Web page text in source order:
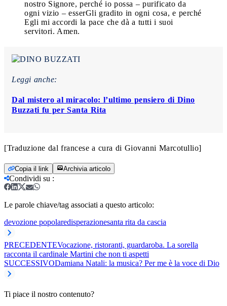
nostro Signore, perché io possa – purificato da
ogni vizio – esserGli gradito in ogni cosa, e perché
Egli mi accordi la pace che dà a tutti i suoi
servitori. Amen.
Leggi anche:
Dal mistero al miracolo: l’ultimo pensiero di Dino
Buzzati fu per Santa Rita
[Traduzione dal francese a cura di Giovanni Marcotullio]
Copia il link Archivia articolo
Condividi su :
Le parole chiave/tag associati a questo articolo:
devozione popolaredisperazionesanta rita da cascia
PRECEDENTEVocazione, ristoranti, guardaroba. La sorella
racconta il cardinale Martini che non ti aspetti
SUCCESSIVODamiana Natali: la musica? Per me è la voce di Dio
Ti piace il nostro contenuto?